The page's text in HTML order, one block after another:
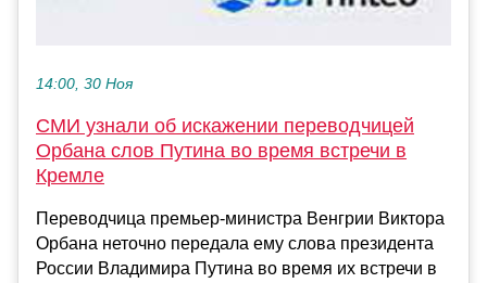
14:00, 30 Ноя
СМИ узнали об искажении переводчицей
Орбана слов Путина во время встречи в
Кремле
Переводчица премьер-министра Венгрии Виктора
Орбана неточно передала ему слова президента
России Владимира Путина во время их встречи в